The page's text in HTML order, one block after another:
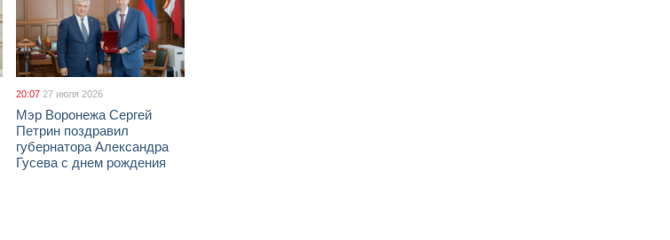
20:07 27 июля 2026
Мэр Воронежа Сергей
Петрин поздравил
губернатора Александра
Гусева с днем рождения